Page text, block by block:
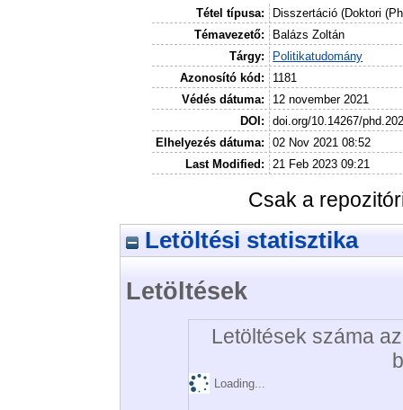
Tétel típusa:
Disszertáció (Doktori
Témavezető:
Balázs Zoltán
Tárgy:
Politikatudomány
Azonosító kód:
1181
Védés dátuma:
12 november 2021
DOI:
doi.org/10.14267/
Elhelyezés dátuma:
02 Nov 2021 08:52
Last Modified:
21 Feb 2023 09:21
Csak a
Letöltési statisztika
Letöltések
Letöltések száma
Loading...